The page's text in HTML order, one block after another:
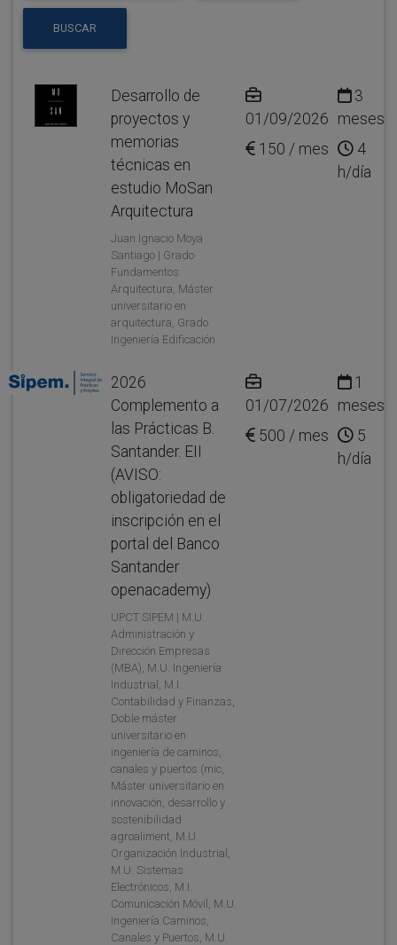
BUSCAR
Desarrollo de
proyectos y
memorias
técnicas en
estudio MoSan
Arquitectura
Juan Ignacio Moya
Santiago | Grado
Fundamentos
Arquitectura, Máster
universitario en
arquitectura, Grado
Ingeniería Edificación
01/09/2026
150 / mes
3
meses
4
h/día
2026
Complemento a
las Prácticas B.
Santander. EII
(AVISO:
obligatoriedad de
inscripción en el
portal del Banco
Santander
openacademy)
UPCT SIPEM | M.U.
Administración y
Dirección Empresas
(MBA), M.U. Ingeniería
Industrial, M.I.
Contabilidad y Finanzas,
Doble máster
universitario en
ingeniería de caminos,
canales y puertos (mic,
Máster universitario en
innovación, desarrollo y
sostenibilidad
agroaliment, M.U.
Organización Industrial,
M.U. Sistemas
Electrónicos, M.I.
Comunicación Móvil, M.U.
Ingeniería Caminos,
Canales y Puertos, M.U.
01/07/2026
500 / mes
1
meses
5
h/día